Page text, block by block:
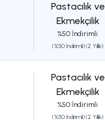
Pastacılık ve
Ekmekçilik
%50 İndirimli
(%50 İndirimli) (2 Yıllık)
Pastacılık ve
Ekmekçilik
%50 İndirimli
(%50 İndirimli) (2 Yıllık)